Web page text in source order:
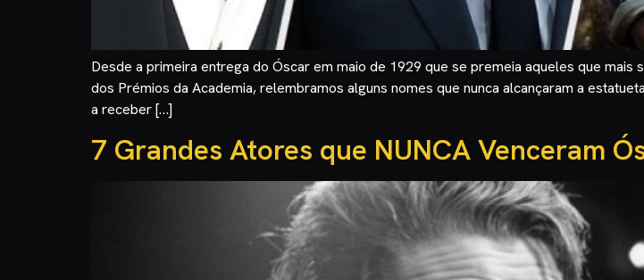
Desde a primeira entrega do Óscar em maio de 1929 que se premeia aqueles que mais
dos Prémios da Academia, relembramos alguns nomes que nunca alcançaram a
a receber […]
7 Grandes Atores que NUNCA Venceram